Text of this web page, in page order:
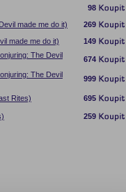
98
made me do it)
269
made me do it)
149
The Devil
674
The Devil
999
Rites) 695
259